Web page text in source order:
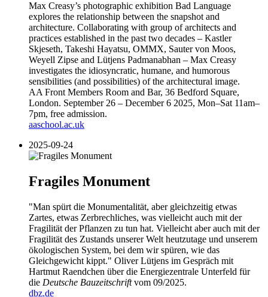
Max Creasy’s photographic exhibition Bad Language
explores the relationship between the snapshot and
architecture. Collaborating with group of architects and
practices established in the past two decades – Kastler
Skjeseth, Takeshi Hayatsu, OMMX, Sauter von Moos,
Weyell Zipse and Lütjens Padmanabhan – Max Creasy
investigates the idiosyncratic, humane, and humorous
sensibilities (and possibilities) of the architectural image.
AA Front Members Room and Bar, 36 Bedford Square,
London. September 26 – December 6 2025, Mon–Sat 11am–
7pm, free admission.
aaschool.ac.uk
2025-09-24
Fragiles Monument
"Man spürt die Monumentalität, aber gleichzeitig etwas
Zartes, etwas Zerbrechliches, was vielleicht auch mit der
Fragilität der Pflanzen zu tun hat. Vielleicht aber auch mit der
Fragilität des Zustands unserer Welt heutzutage und unserem
ökologischen System, bei dem wir spüren, wie das
Gleichgewicht kippt." Oliver Lütjens im Gespräch mit
Hartmut Raendchen über die Energiezentrale Unterfeld für
die Deutsche Bauzeitschriftvom 09/2025.
dbz.de